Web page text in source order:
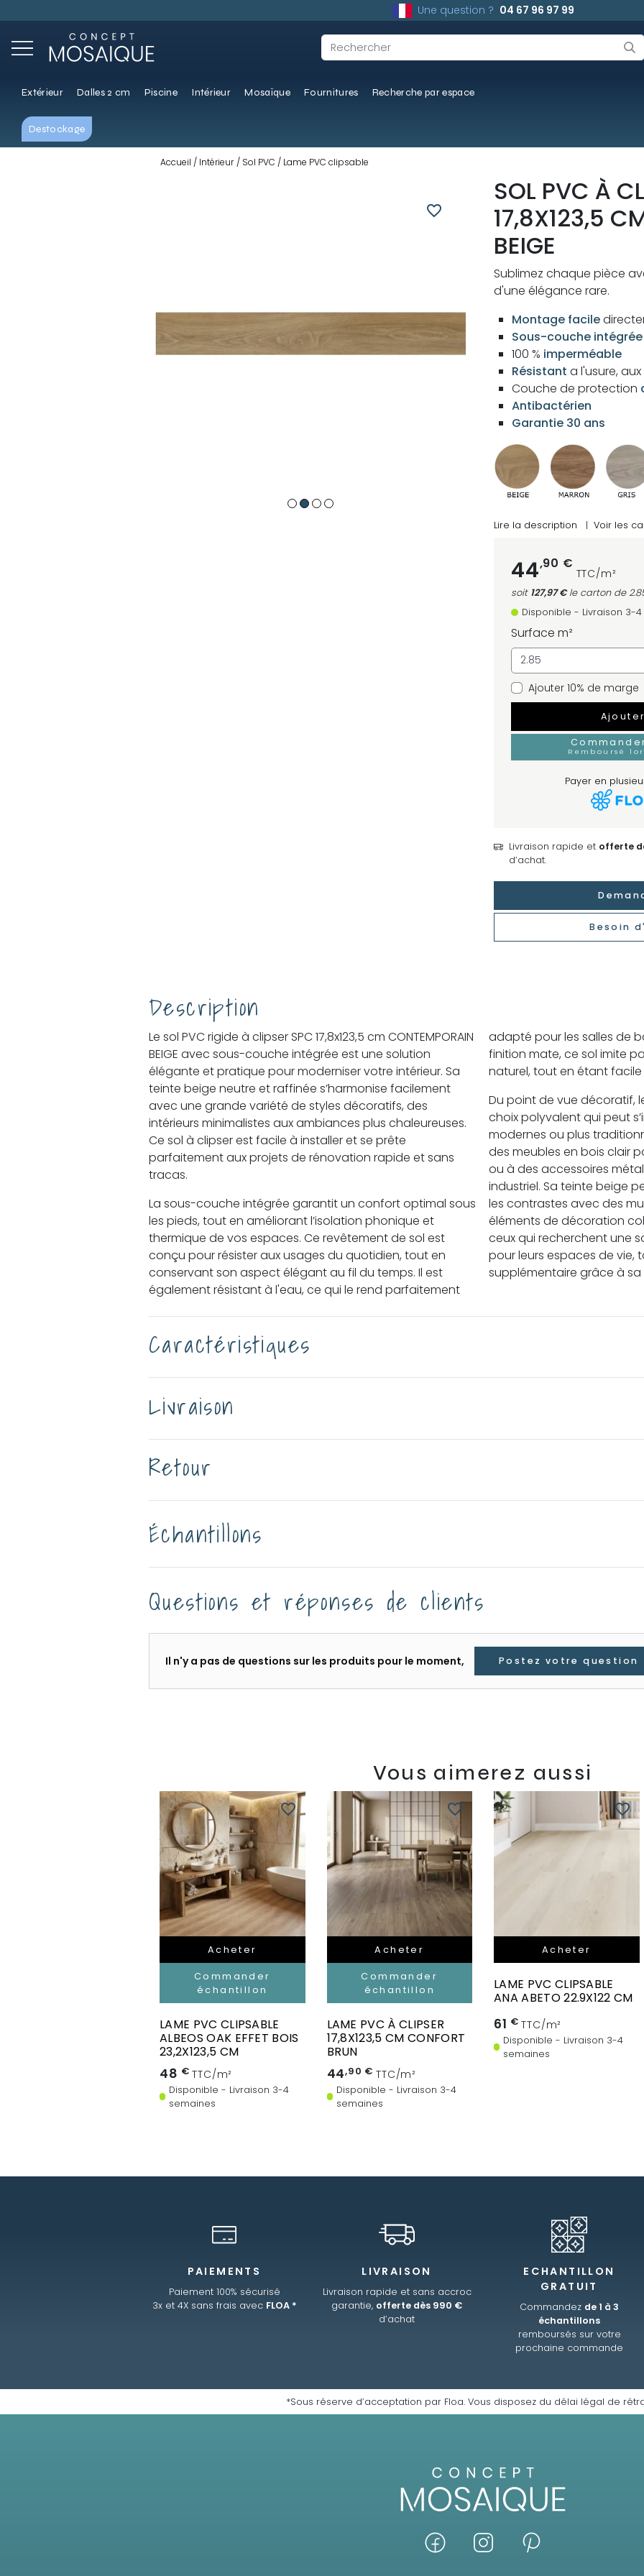
Une question ? 04 67 96 97 99
Extérieur Dalles 2 cm Piscine Intérieur Mosaïque Fournitures Recherche par espace
Destockage
Accueil Intérieur Sol PVC Lame PVC clipsable
favorite_border
SOL PVC À
17,8X123,5
BEIGE
Sublimez chaque pièce
d'une élégance rare.
Montage facile
Sous-couche intégrée
100 % imperméable
Résistant a l'usure,
Couche de protection
Antibactérien
Garantie 30 ans
Lire la description | Voir les
44,90 €
TTC/m²
soit 127,97 €le carton de
Disponible - Livraison 3-
Surface m²
Ajouter 10% de marge
Remboursé
Payer en
Livraison rapide et offerte
d’achat.
Besoin
Description
Le sol PVC rigide à clipser SPC 17,8x123,5 cm CONTEMPORAIN
BEIGE avec sous-couche intégrée est une solution
élégante et pratique pour moderniser votre intérieur. Sa
teinte beige neutre et raffinée s’harmonise facilement
avec une grande variété de styles décoratifs, des
intérieurs minimalistes aux ambiances plus chaleureuses.
Ce sol à clipser est facile à installer et se prête
parfaitement aux projets de rénovation rapide et sans
tracas.
La sous-couche intégrée garantit un confort optimal sous
les pieds, tout en améliorant l’isolation phonique et
thermique de vos espaces. Ce revêtement de sol est
conçu pour résister aux usages du quotidien, tout en
conservant son aspect élégant au fil du temps. Il est
également résistant à l'eau, ce qui le rend parfaitement
adapté pour les salles de
finition mate, ce sol imite
naturel, tout en étant
Du point de vue décoratif, le
choix polyvalent qui peut
modernes ou plus
des meubles en bois clair
ou à des accessoires
industriel. Sa teinte beige
les contrastes avec des
éléments de décoration
ceux qui recherchent une
pour leurs espaces de
supplémentaire grâce à
Caractéristiques
Livraison
Retour
Échantillons
Questions et réponses de clients
Il n'y a pas de questions sur les produits pour le moment, Postez votre question
Vous aimerez aussi
Acheter
Commander
échantillon
favorite_border
LAME PVC CLIPSABLE
ALBEOS OAK EFFET BOIS
23,2X123,5 CM
48 € TTC/m²
Disponible - Livraison 3-4
semaines
Acheter
Commander
échantillon
favorite_border
LAME PVC À CLIPSER
17,8X123,5 CM CONFORT
BRUN
44,90 € TTC/m²
Disponible - Livraison 3-4
semaines
Acheter
favorite_border
LAME PVC CLIPSABLE
ANA ABETO 22.9X122 CM
61 € TTC/m²
Disponible - Livraison 3-4
semaines
PAIEMENTS
Paiement 100% sécurisé
3x et 4X sans frais avec FLOA *
LIVRAISON
Livraison rapide et sans accroc
garantie, offerte dès 990 €
d’achat
ECHANTILLON
GRATUIT
Commandez de 1 à 3
échantillons
remboursés sur votre
prochaine commande
*Sous réserve d’acceptation par Floa. Vous disposez du délai légal de